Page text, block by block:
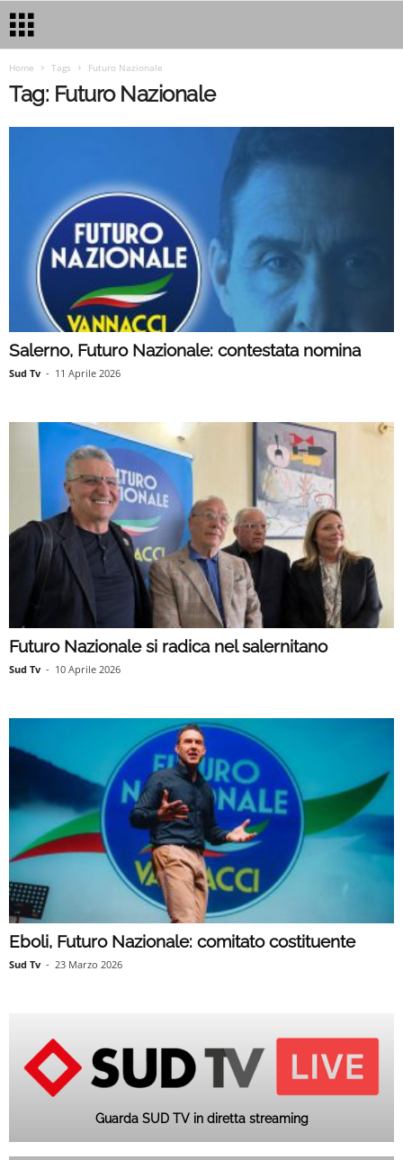
Home Tags Futuro Nazionale
Tag: Futuro Nazionale
Salerno, Futuro Nazionale: contestata nomina
Sud Tv - 11 Aprile 2026
Futuro Nazionale si radica nel salernitano
Sud Tv - 10 Aprile 2026
Eboli, Futuro Nazionale: comitato costituente
Sud Tv - 23 Marzo 2026
Guarda SUD TV in diretta streaming